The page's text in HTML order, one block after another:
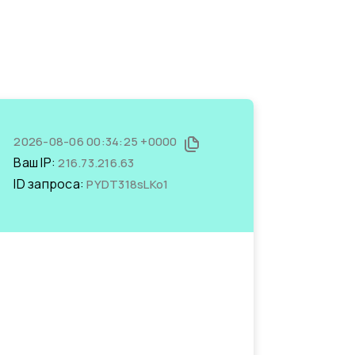
2026-08-06 00:34:25 +0000
Ваш IP:216.73.216.63
ID запроса:PYDT318sLKo1